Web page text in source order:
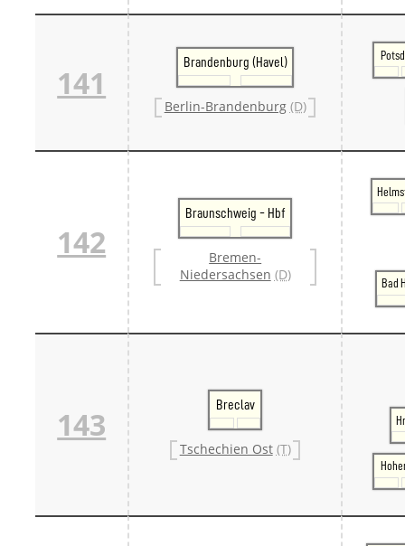
141
Brandenburg (Havel)
Berlin-Brandenburg (D)
142
Braunschweig - Hbf
Bremen-
Niedersachsen (D)
Bad
143
Breclav
Tschechien Ost (T)